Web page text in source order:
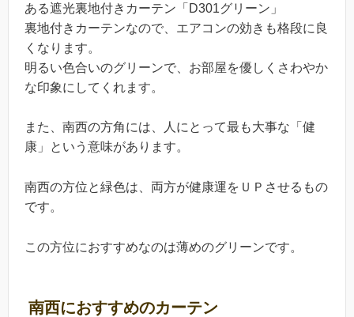
ある遮光裏地付きカーテン「D301グリーン」
裏地付きカーテンなので、エアコンの効きも格段に良
くなります。
明るい色合いのグリーンで、お部屋を優しくさわやか
な印象にしてくれます。
また、南西の方角には、人にとって最も大事な「健
康」という意味があります。
南西の方位と緑色は、両方が健康運をＵＰさせるもの
です。
この方位におすすめなのは薄めのグリーンです。
南西におすすめのカーテン